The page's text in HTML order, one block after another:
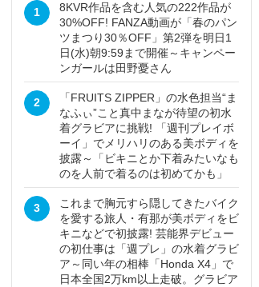
1
8KVR作品を含む人気の222作品が
30%OFF! FANZA動画が「春のパン
ツまつり30％OFF」第2弾を明日1
日(水)朝9:59まで開催～キャンペー
ンガールは田野憂さん
2
「FRUITS ZIPPER」の水色担当“ま
なふぃ”こと真中まなが待望の初水
着グラビアに挑戦! 「週刊プレイボ
ーイ」でメリハリのある美ボディを
披露～「ビキニとか下着みたいなも
のを人前で着るのは初めてかも」
3
これまで胸元すら隠してきたバイク
を愛する旅人・有那が美ボディをビ
キニなどで初披露! 芸能界デビュー
の初仕事は「週プレ」の水着グラビ
ア～同い年の相棒「Honda X4」で
日本全国2万km以上走破。グラビア